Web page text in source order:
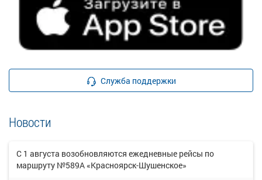
Служба поддержки
Новости
С 1 августа возобновляются ежедневные рейсы по
маршруту №589А «Красноярск-Шушенское»